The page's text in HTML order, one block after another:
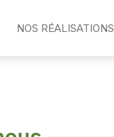
NOS RÉALISATIONS